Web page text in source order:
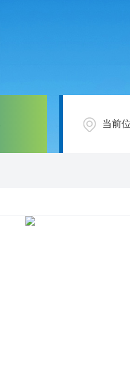
当前